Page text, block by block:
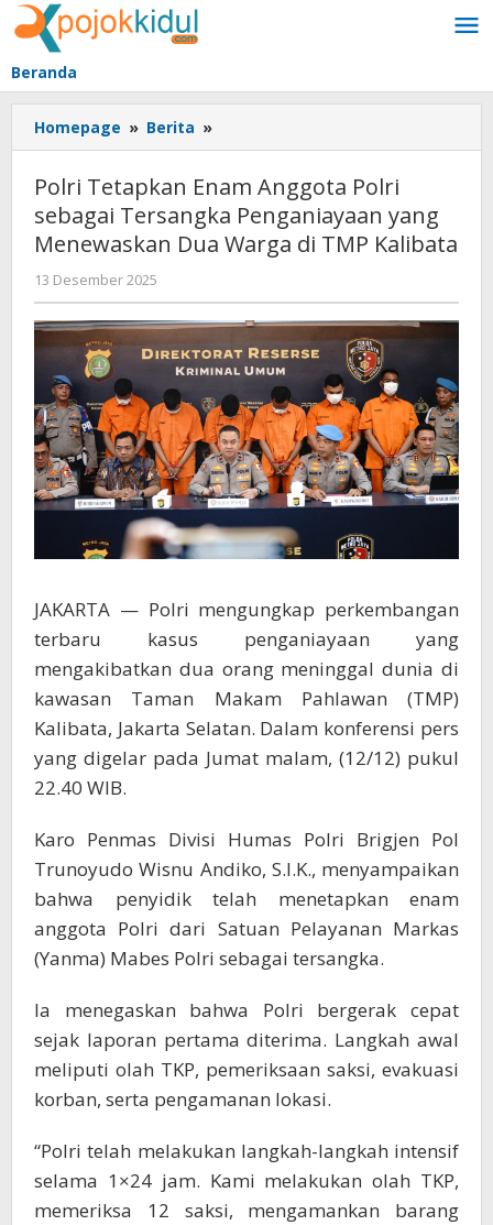
Lewati
ke
konten
Beranda
Homepage » Berita »
Tetapkan
Anggota
Polri
sebagai
Tersangka
yang
Menewaskan
Dua
Warga
di
TMP
Kalibata
Polri Tetapkan Enam Anggota Polri
sebagai Tersangka Penganiayaan yang
Menewaskan Dua Warga di TMP Kalibata
13 Desember 2025
BangAdmin
JAKARTA — Polri mengungkap perkembangan
terbaru kasus penganiayaan yang
mengakibatkan dua orang meninggal dunia di
kawasan Taman Makam Pahlawan (TMP)
Kalibata, Jakarta Selatan. Dalam konferensi pers
yang digelar pada Jumat malam, (12/12) pukul
22.40 WIB.
Karo Penmas Divisi Humas Polri Brigjen Pol
Trunoyudo Wisnu Andiko, S.I.K., menyampaikan
bahwa penyidik telah menetapkan enam
anggota Polri dari Satuan Pelayanan Markas
(Yanma) Mabes Polri sebagai tersangka.
Ia menegaskan bahwa Polri bergerak cepat
sejak laporan pertama diterima. Langkah awal
meliputi olah TKP, pemeriksaan saksi, evakuasi
korban, serta pengamanan lokasi.
“Polri telah melakukan langkah-langkah intensif
selama 1×24 jam. Kami melakukan olah TKP,
memeriksa 12 saksi, mengamankan barang